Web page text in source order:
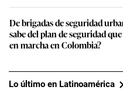
De brigadas de seguridad
sabe del plan de seguridad
en marcha en Colombia?
Lo último en Latinoamérica